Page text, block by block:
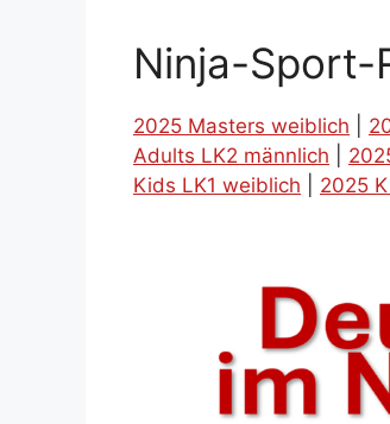
Ninja-Sport-
2025 Masters weiblich
Adults LK2 männlich
Kids LK1 weiblich
2025